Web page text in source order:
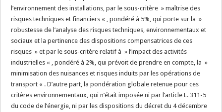
l’environnement des installations, par le sous-critère » maîtrise des
risques techniques et financiers « , pondéré à 5%, qui porte sur la »
robustesse de l’analyse des risques techniques, environnementaux et
sociaux et la pertinence des dispositions compensatrices de ces
risques » et par le sous-critère relatif à » l’impact des activités
industrielles « , pondéré à 2%, qui prévoit de prendre en compte, la »
minimisation des nuisances et risques induits par les opérations de
transport « . D’autre part, la pondération globale retenue pour ces
critères environnementaux, qui n’était imposée ni par l’article L. 311-5
du code de l’énergie, ni par les dispositions du décret du 4 décembre